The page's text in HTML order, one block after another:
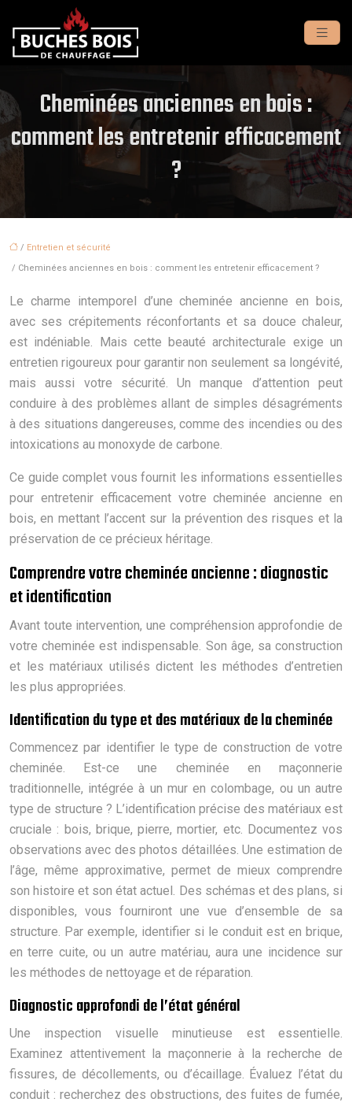
Cheminées anciennes en bois :
comment les entretenir efficacement
?
/ Entretien et sécurité
/ Cheminées anciennes en bois : comment les entretenir efficacement ?
Le charme intemporel d’une cheminée ancienne en bois,
avec ses crépitements réconfortants et sa douce chaleur,
est indéniable. Mais cette beauté architecturale exige un
entretien rigoureux pour garantir non seulement sa longévité,
mais aussi votre sécurité. Un manque d’attention peut
conduire à des problèmes allant de simples désagréments
à des situations dangereuses, comme des incendies ou des
intoxications au monoxyde de carbone.
Ce guide complet vous fournit les informations essentielles
pour entretenir efficacement votre cheminée ancienne en
bois, en mettant l’accent sur la prévention des risques et la
préservation de ce précieux héritage.
Comprendre votre cheminée ancienne : diagnostic
et identification
Avant toute intervention, une compréhension approfondie de
votre cheminée est indispensable. Son âge, sa construction
et les matériaux utilisés dictent les méthodes d’entretien
les plus appropriées.
Identification du type et des matériaux de la cheminée
Commencez par identifier le type de construction de votre
cheminée. Est-ce une cheminée en maçonnerie
traditionnelle, intégrée à un mur en colombage, ou un autre
type de structure ? L’identification précise des matériaux est
cruciale : bois, brique, pierre, mortier, etc. Documentez vos
observations avec des photos détaillées. Une estimation de
l’âge, même approximative, permet de mieux comprendre
son histoire et son état actuel. Des schémas et des plans, si
disponibles, vous fourniront une vue d’ensemble de sa
structure. Par exemple, identifier si le conduit est en brique,
en terre cuite, ou un autre matériau, aura une incidence sur
les méthodes de nettoyage et de réparation.
Diagnostic approfondi de l’état général
Une inspection visuelle minutieuse est essentielle.
Examinez attentivement la maçonnerie à la recherche de
fissures, de décollements, ou d’écaillage. Évaluez l’état du
conduit : recherchez des obstructions, des fuites de fumée,